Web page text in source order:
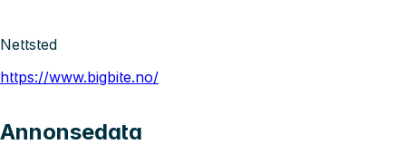
Nettsted
https://www.bigbite.no/
Annonsedata